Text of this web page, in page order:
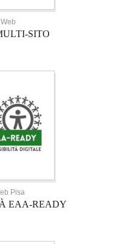
SITO
Pisa
EAA-READY